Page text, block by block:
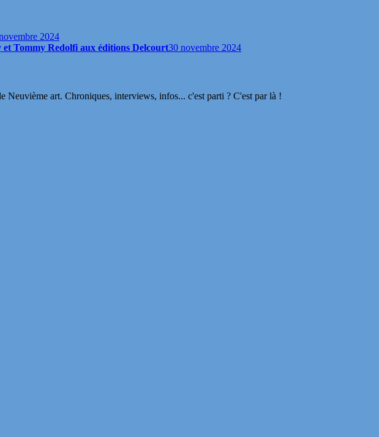
2024
et Tommy Redolfi aux éditions Delcourt30 novembre 2024
Neuvième art. Chroniques, interviews, infos... c'est parti ? C'est par là !